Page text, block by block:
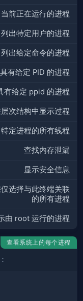
前正在运行的进程
列出特定用户的进程
列出给定命令的进程
有给定 PID 的进程
有给定 ppid 的进程
次结构中显示过程
定进程的所有线程
查找内存泄漏
显示安全信息
选择与此终端关联
的所有进程
由 root 运行的进程
查看系统上的每个进程